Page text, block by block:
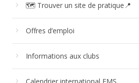
🗺 Trouver un site de pratique📍
Offres d’emploi
Informations aux clubs